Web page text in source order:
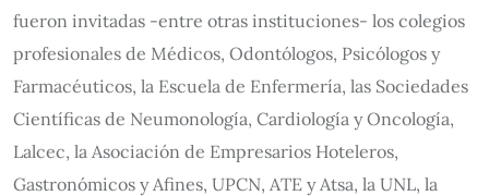
fueron invitadas -entre otras instituciones- los colegios
profesionales de Médicos, Odontólogos, Psicólogos y
Farmacéuticos, la Escuela de Enfermería, las Sociedades
Científicas de Neumonología, Cardiología y Oncología,
Lalcec, la Asociación de Empresarios Hoteleros,
Gastronómicos y Afines, UPCN, ATE y Atsa, la UNL, la